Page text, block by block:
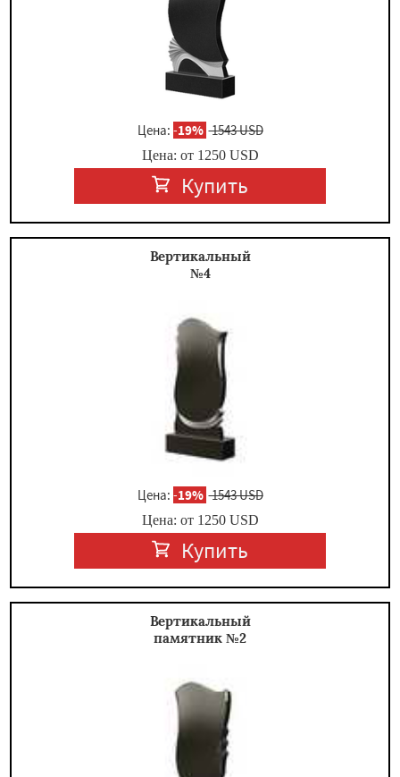
Цена: -19% 1543 USD
Цена: от 1250USD
Купить
Вертикальный
№4
Цена: -19% 1543 USD
Цена: от 1250USD
Купить
Вертикальный
памятник №2